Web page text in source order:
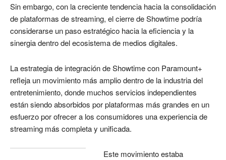
Sin embargo, con la creciente tendencia hacia la consolidación
de plataformas de streaming, el cierre de Showtime podría
considerarse un paso estratégico hacia la eficiencia y la
sinergia dentro del ecosistema de medios digitales.
La estrategia de integración de Showtime con Paramount+
refleja un movimiento más amplio dentro de la industria del
entretenimiento, donde muchos servicios independientes
están siendo absorbidos por plataformas más grandes en un
esfuerzo por ofrecer a los consumidores una experiencia de
streaming más completa y unificada.
Este movimiento estaba